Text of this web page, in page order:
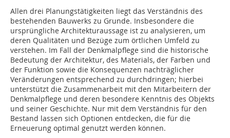
Allen drei Planungstätigkeiten liegt das Verständnis des
bestehenden Bauwerks zu Grunde. Insbesondere die
ursprüngliche Architekturaussage ist zu analysieren, um
deren Qualitäten und Bezüge zum örtlichen Umfeld zu
verstehen. Im Fall der Denkmalpflege sind die historische
Bedeutung der Architektur, des Materials, der Farben und
der Funktion sowie die Konsequenzen nachträglicher
Veränderungen entsprechend zu durchdringen; hierbei
unterstützt die Zusammenarbeit mit den Mitarbeitern der
Denkmalpflege und deren besondere Kenntnis des Objekts
und seiner Geschichte. Nur mit dem Verständnis für den
Bestand lassen sich Optionen entdecken, die für die
Erneuerung optimal genutzt werden können.